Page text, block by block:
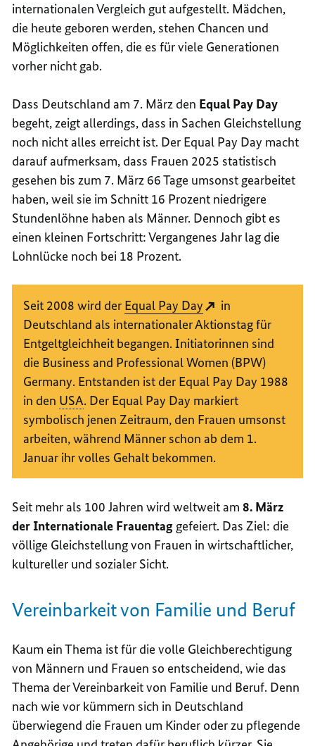
internationalen Vergleich gut aufgestellt. Mädchen,
die heute geboren werden, stehen Chancen und
Möglichkeiten offen, die es für viele Generationen
vorher nicht gab.
Dass Deutschland am 7. März den Equal Pay Day
begeht, zeigt allerdings, dass in Sachen Gleichstellung
noch nicht alles erreicht ist. Der Equal Pay Day macht
darauf aufmerksam, dass Frauen 2025 statistisch
gesehen bis zum 7. März 66 Tage umsonst gearbeitet
haben, weil sie im Schnitt 16 Prozent niedrigere
Stundenlöhne haben als Männer. Dennoch gibt es
einen kleinen Fortschritt: Vergangenes Jahr lag die
Lohnlücke noch bei 18 Prozent.
Seit 2008 wird der Equal Pay Day
in
Deutschland als internationaler Aktionstag für
Entgeltgleichheit begangen. Initiatorinnen sind
die Business and Professional Women (BPW)
Germany. Entstanden ist der Equal Pay Day 1988
in den USA. Der Equal Pay Day markiert
symbolisch jenen Zeitraum, den Frauen umsonst
arbeiten, während Männer schon ab dem 1.
Januar ihr volles Gehalt bekommen.
Seit mehr als 100 Jahren wird weltweit am8. März
der Internationale Frauentag gefeiert. Das Ziel: die
völlige Gleichstellung von Frauen in wirtschaftlicher,
kultureller und sozialer Sicht.
Vereinbarkeit von Familie und Beruf
Kaum ein Thema ist für die volle Gleichberechtigung
von Männern und Frauen so entscheidend, wie das
Thema der Vereinbarkeit von Familie und Beruf. Denn
nach wie vor kümmern sich in Deutschland
überwiegend die Frauen um Kinder oder zu pflegende